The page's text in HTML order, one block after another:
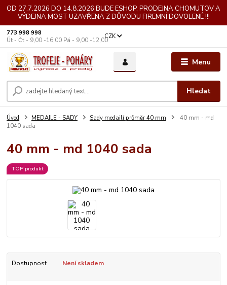
OD 27.7.2026 DO 14.8.2026 BUDE ESHOP, PRODEJNA CHOMUTOV A
VÝDEJNA MOST UZAVŘENA Z DŮVODU FIREMNÍ DOVOLENÉ !!!
Menu
CZK
Hledat
773 998 998
Út - Čt - 9,00 -16,00 Pá - 9,00 -12,00
Úvod MEDAILE - SADY Sady medailí průměr 40 mm
40 mm - md
1040 sada
40 mm - md 1040 sada
TOP produkt
Dostupnost Není skladem